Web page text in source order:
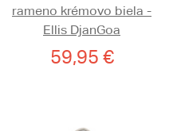
rameno krémovo biela -
Ellis DjanGoa
59,95 €